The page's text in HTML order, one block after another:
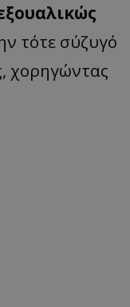
τότε σύζυγό
χορηγώντας